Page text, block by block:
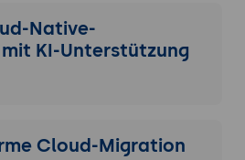
Native-
KI-Unterstützung
Cloud-Migration